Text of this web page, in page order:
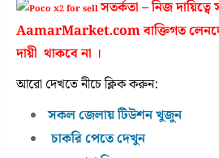
সতর্কতা – নিজ
AamarMarket.com বাক্তিগত
দায়ী থাকবে না ।
আরো দেখতে নীচে ক্লিক করুন:
সকল জেলায় টিউশন খুজুন
চাকরি পেতে দেখুন